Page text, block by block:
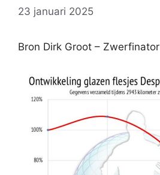
23 januari 2025
Bron Dirk Groot – Zwerfinator